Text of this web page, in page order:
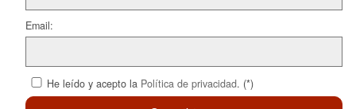
Email:
He leído y acepto la Política de privacidad. (*)